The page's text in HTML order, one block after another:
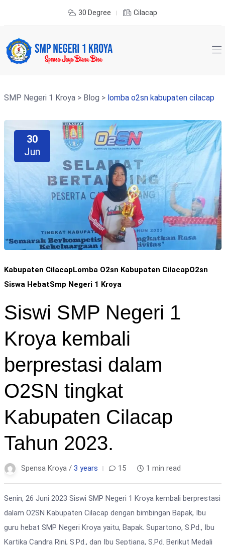
30 Degree Cilacap
SMP Negeri 1 Kroya> Blog > lomba o2sn kabupaten cilacap
30
Jun
Kabupaten Cilacap Lomba O2sn Kabupaten CilacapO2sn
Siswa HebatSmp Negeri 1 Kroya
Siswi SMP Negeri 1
Kroya kembali
berprestasi dalam
O2SN tingkat
Kabupaten Cilacap
Tahun 2023.
Spensa Kroya / 3 years 15 1 min read
Senin, 26 Juni 2023 Siswi SMP Negeri 1 Kroya kembali berprestasi
dalam O2SN Kabupaten Cilacap dengan bimbingan Bapak, Ibu
guru hebat SMP Negeri Kroya yaitu, Bapak. Supartono, S.Pd., Ibu
Kartika Candra Rini, S.Pd., dan Ibu Septiana, S.Pd. Berikut Medali